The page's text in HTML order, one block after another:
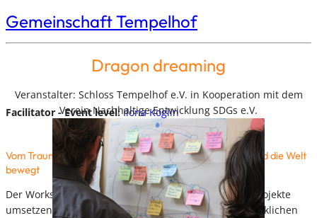
Gemeinschaft Tempelhof
Dragon dreaming
Veranstalter: Schloss Tempelhof e.V. in Kooperation mit dem
Verein Nachhaltige Entwicklung SDGs e.V.
Facilitator - Event level:Ilona Koglin
Vom Traum zum Projekt, das dich, deine Gemeinschaft und die Welt
bewegt
Der Workshop ist für ALLE, die beruflich oder privat Projekte
umsetzen und einen gesellschaftlichen Wandel verwirklichen